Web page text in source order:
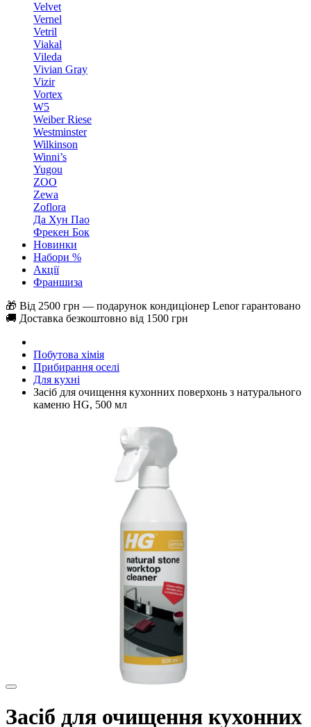
Velvet
Vernel
Vetril
Viakal
Vileda
Vivian Gray
Vizir
Vortex
W5
Weiber Riese
Westminster
Wilkinson
Winni’s
Yugou
ZOO
Zewa
Zoflora
Да Хун Пао
Фрекен Бок
Новинки
Набори %
Акції
Франшиза
🎁 Від 2500 грн — подарунок кондиціонер Lenor гарантовано
🚚 Доставка безкоштовно від 1500 грн
Побутова хімія
Прибирання оселі
Для кухні
Засіб для очищення кухонних поверхонь з натурального
каменю HG, 500 мл
Засіб для очищення кухонних